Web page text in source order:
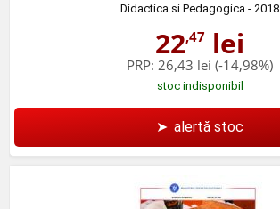
Didactica si Pedagogica - 2018
22,47 lei
PRP: 26,43 lei (-14,98%)
stoc indisponibil
➤ alertă stoc